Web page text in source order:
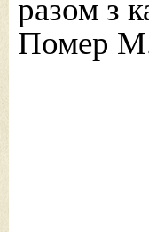
разом з
Помер